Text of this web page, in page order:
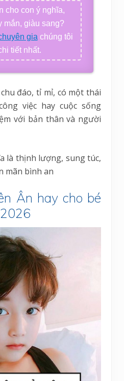
cho con ý nghĩa,
mắn, giàu sang?
gia chúng tôi
tiết nhất.
đáo, tỉ mỉ, có một thái
việc hay cuộc sống
với bản thân và người
là thịnh lượng, sung túc,
mãn bình an
Ân hay cho bé